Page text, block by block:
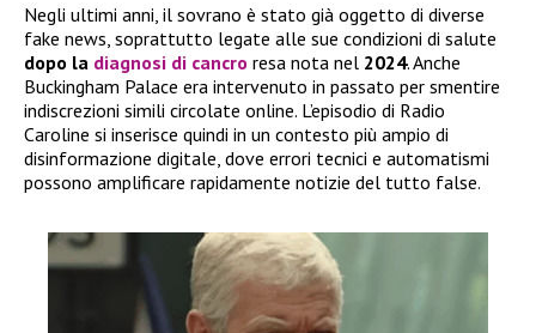
Negli ultimi anni, il sovrano è stato già oggetto di diverse
fake news, soprattutto legate alle sue condizioni di salute
dopo la diagnosi di cancro resa nota nel 2024. Anche
Buckingham Palace era intervenuto in passato per smentire
indiscrezioni simili circolate online. L’episodio di Radio
Caroline si inserisce quindi in un contesto più ampio di
disinformazione digitale, dove errori tecnici e automatismi
possono amplificare rapidamente notizie del tutto false.